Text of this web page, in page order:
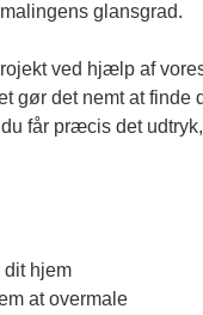
glansgrad.
ved hjælp af
gør det nemt at finde
får præcis det
dit hjem
at overmale